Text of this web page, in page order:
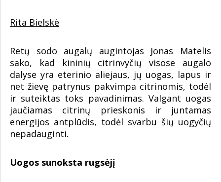
Rita Bielskė
Retų sodo augalų augintojas Jonas Matelis
sako, kad kininių citrinvyčių visose augalo
dalyse yra eterinio aliejaus, jų uogas, lapus ir
net žievę patrynus pakvimpa citrinomis, todėl
ir suteiktas toks pavadinimas. Valgant uogas
jaučiamas citrinų prieskonis ir juntamas
energijos antplūdis, todėl svarbu šių uogyčių
nepadauginti.
Uogos sunoksta rugsėjį